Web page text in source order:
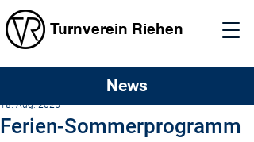
Turnverein Riehen
Ferien-Sommerprogramm
18. Aug. 2025
News